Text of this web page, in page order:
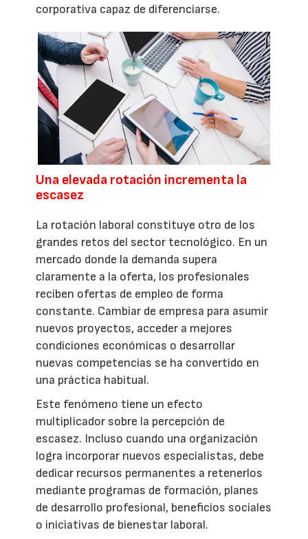
corporativa capaz de diferenciarse.
Una elevada rotación incrementa la
escasez
La rotación laboral constituye otro de los
grandes retos del sector tecnológico. En un
mercado donde la demanda supera
claramente a la oferta, los profesionales
reciben ofertas de empleo de forma
constante. Cambiar de empresa para asumir
nuevos proyectos, acceder a mejores
condiciones económicas o desarrollar
nuevas competencias se ha convertido en
una práctica habitual.
Este fenómeno tiene un efecto
multiplicador sobre la percepción de
escasez. Incluso cuando una organización
logra incorporar nuevos especialistas, debe
dedicar recursos permanentes a retenerlos
mediante programas de formación, planes
de desarrollo profesional, beneficios sociales
o iniciativas de bienestar laboral.